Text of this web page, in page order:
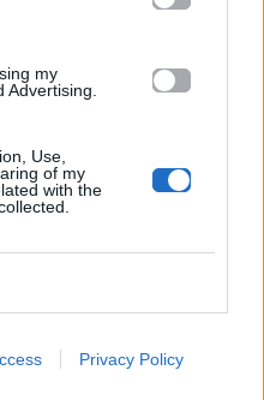
my
Advertising.
Use,
of my
with the
Privacy Policy
τον πόνο
πόνο
μοναχός
σαν τρελός